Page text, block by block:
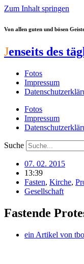
Zum Inhalt springen
Von allen guten und bösen
Jenseits des
Fotos
Impressum
Fotos
Impressum
Suche
07. 02. 2015
13:39
Fasten, Kirche,
Gesellschaft
Fastende
ein Artikel von